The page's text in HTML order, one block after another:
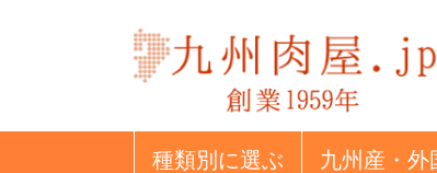
種類別 に選ぶ 九州産・外